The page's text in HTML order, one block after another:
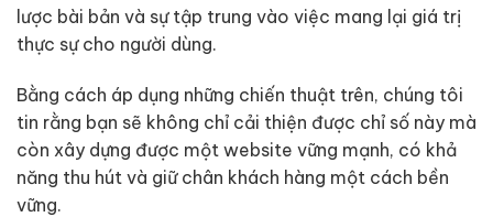
lược bài bản và sự tập trung vào việc mang lại giá trị
thực sự cho người dùng.
Bằng cách áp dụng những chiến thuật trên, chúng tôi
tin rằng bạn sẽ không chỉ cải thiện được chỉ số này mà
còn xây dựng được một website vững mạnh, có khả
năng thu hút và giữ chân khách hàng một cách bền
vững.